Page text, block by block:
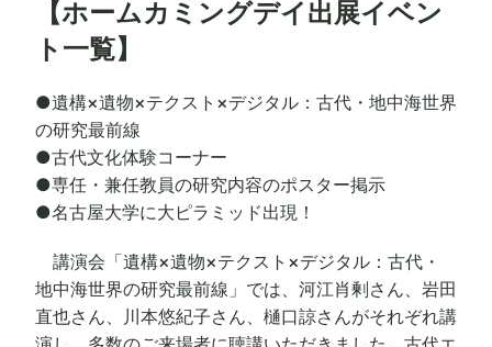
【ホームカミングデイ出展イベン
ト一覧】
●遺構×遺物×テクスト×デジタル：古代・地中海世界
の研究最前線
●古代文化体験コーナー
●専任・兼任教員の研究内容のポスター掲示
●名古屋大学に大ピラミッド出現！
講演会「遺構×遺物×テクスト×デジタル：古代・
地中海世界の研究最前線」では、河江肖剰さん、岩田
直也さん、川本悠紀子さん、樋口諒さんがそれぞれ講